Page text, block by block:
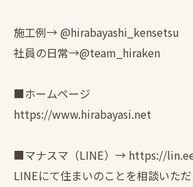
施工例→ @hirabayashi_kensetsu
社員の日常→@team_hiraken
■ホームページ
https://www.hirabayasi.net
■マナスマ（LINE）→ https://
LINEにて住まいのことを相談いた